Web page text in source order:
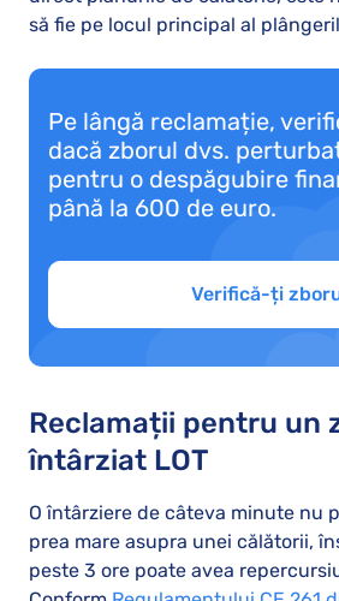
să fie pe locul principal al
Pe lângă reclamație,
dacă zborul dvs.
pentru o despăgubire
până la 600 de euro.
Verifică-ți
Reclamații pentru un
întârziat LOT
O întârziere de câteva minute nu
prea mare asupra unei călătorii,
peste 3 ore poate avea